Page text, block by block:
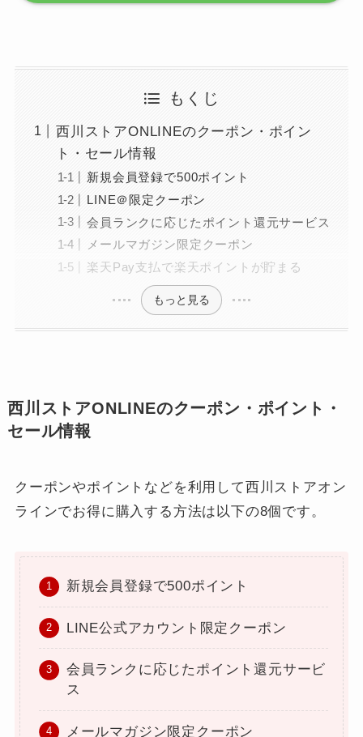
もくじ
西川ストアONLINEのクーポン・ポイン
ト・セール情報
新規会員登録で500ポイント
LINE＠限定クーポン
会員ランクに応じたポイント還元サービス
メールマガジン限定クーポン
楽天Pay支払で楽天ポイントが貯まる
もっと見る
西川ストアONLINEのクーポン・ポイント・
セール情報
クーポンやポイントなどを利用して西川ストアオン
ラインでお得に購入する方法は以下の8個です。
新規会員登録で500ポイント
LINE公式アカウント限定クーポン
会員ランクに応じたポイント還元サービ
ス
メールマガジン限定クーポン